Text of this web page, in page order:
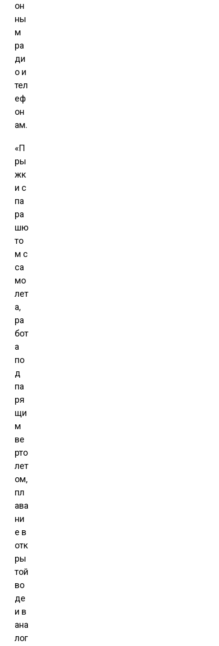
он
ны
м
ра
ди
о и
тел
еф
он
ам.
«П
ры
жк
и с
па
ра
шю
то
м с
са
мо
лет
а,
ра
бот
а
по
д
па
ря
щи
м
ве
рто
лет
ом,
пл
ава
ни
е в
отк
ры
той
во
де
и в
ана
лог